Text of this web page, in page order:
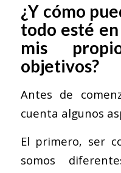
¿Y cómo
todo esté
mis
objetivos?
Antes de
cuenta algunos
El primero, ser
somos